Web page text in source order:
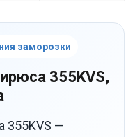
заморозки
355KVS,
355KVS —